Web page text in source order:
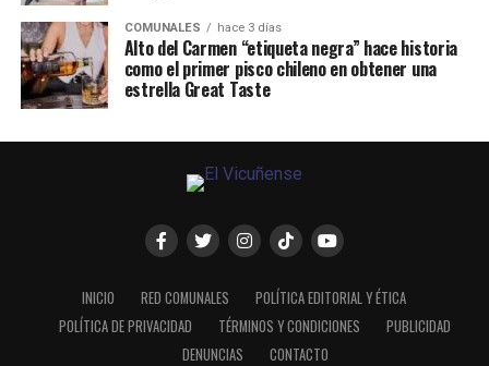
COMUNALES hace 3 días
Alto del Carmen “etiqueta negra” hace historia
como el primer pisco chileno en obtener una
estrella Great Taste
INICIO RED COMUNALES
POLÍTICA EDITORIAL Y ÉTICA
POLÍTICA DE PRIVACIDAD
TÉRMINOS Y CONDICIONES
PUBLICIDAD
DENUNCIAS
CONTACTO